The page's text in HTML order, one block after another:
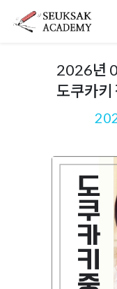
2026년
도쿠카키